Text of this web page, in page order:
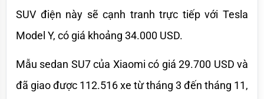
SUV điện này sẽ cạnh tranh trực tiếp với Tesla
Model Y, có giá khoảng 34.000 USD.
Mẫu sedan SU7 của Xiaomi có giá 29.700 USD và
đã giao được 112.516 xe từ tháng 3 đến tháng 11,